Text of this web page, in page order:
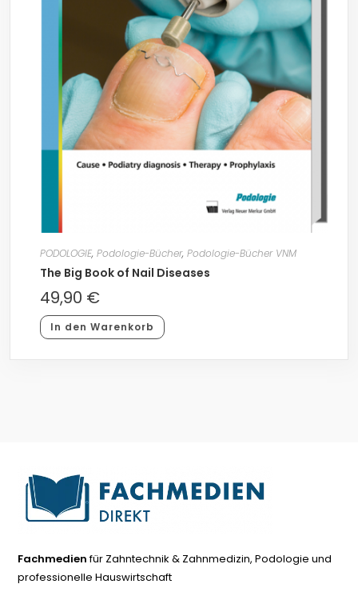
PODOLOGIE, Podologie-Bücher, Podologie-Bücher VNM
The Big Book of Nail Diseases
49,90 €
In den Warenkorb
Fachmedienfür Zahntechnik & Zahnmedizin, Podologie und
professionelle Hauswirtschaft